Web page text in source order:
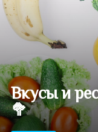
Вкусы и
🥦